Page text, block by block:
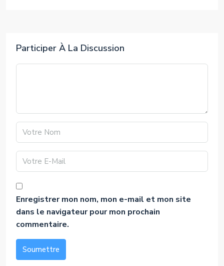
Participer À La Discussion
Enregistrer mon nom, mon e-mail et mon site
dans le navigateur pour mon prochain
commentaire.
Soumettre